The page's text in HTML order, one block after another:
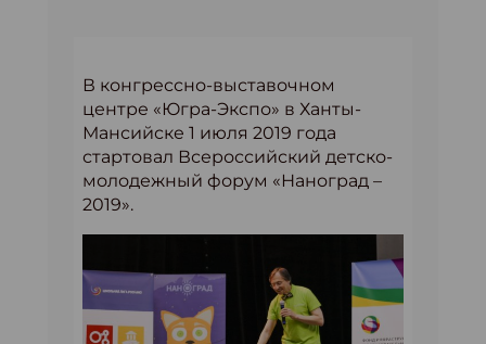
В конгрессно-выставочном
центре «Югра-Экспо» в Ханты-
Мансийске 1 июля 2019 года
стартовал Всероссийский детско-
молодежный форум «Наноград –
2019».